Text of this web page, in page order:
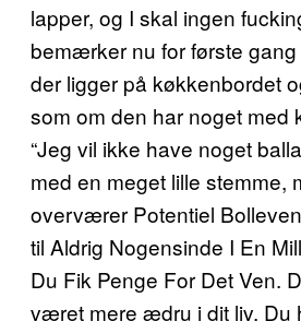
lapper, og I skal ingen
bemærker nu for første
der ligger på køkkenbordet
som om den har noget med
“Jeg vil ikke have noget
med en meget lille stemme,
overværer Potentiel
til Aldrig Nogensinde I En
Du Fik Penge For Det Ven.
været mere ædru i dit liv. Du